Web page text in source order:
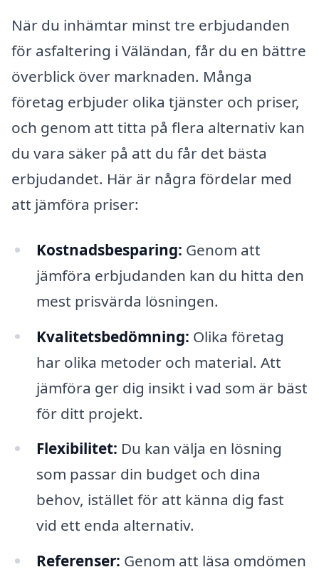
När du inhämtar minst tre erbjudanden
för asfaltering i Väländan, får du en bättre
överblick över marknaden. Många
företag erbjuder olika tjänster och priser,
och genom att titta på flera alternativ kan
du vara säker på att du får det bästa
erbjudandet. Här är några fördelar med
att jämföra priser:
Kostnadsbesparing: Genom att
jämföra erbjudanden kan du hitta den
mest prisvärda lösningen.
Kvalitetsbedömning: Olika företag
har olika metoder och material. Att
jämföra ger dig insikt i vad som är bäst
för ditt projekt.
Flexibilitet: Du kan välja en lösning
som passar din budget och dina
behov, istället för att känna dig fast
vid ett enda alternativ.
Referenser: Genom att läsa omdömen